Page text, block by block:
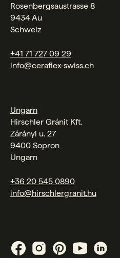
Rosenbergsaustrasse 8
9434 Au
Schweiz
+41 71 727 09 29
info@ceraflex-swiss.ch
Ungarn
Hirschler Gránit Kft.
Zárányi u. 27
9400 Sopron
Ungarn
+36 20 545 0890
info@hirschlergranit.hu